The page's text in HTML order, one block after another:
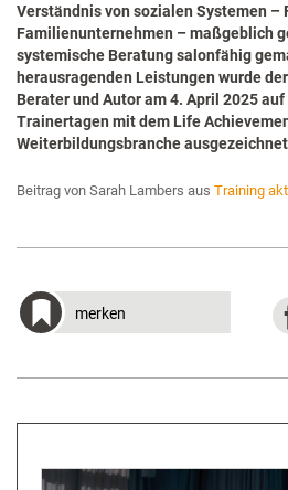
Verständnis von sozialen Systemen –
Familienunternehmen – maßgeblich
systemische Beratung salonfähig
herausragenden Leistungen wurde
Berater und Autor am 4. April 2025
Trainertagen mit dem Life
Weiterbildungsbranche
Beitrag von Sarah Lambers aus Training
merken